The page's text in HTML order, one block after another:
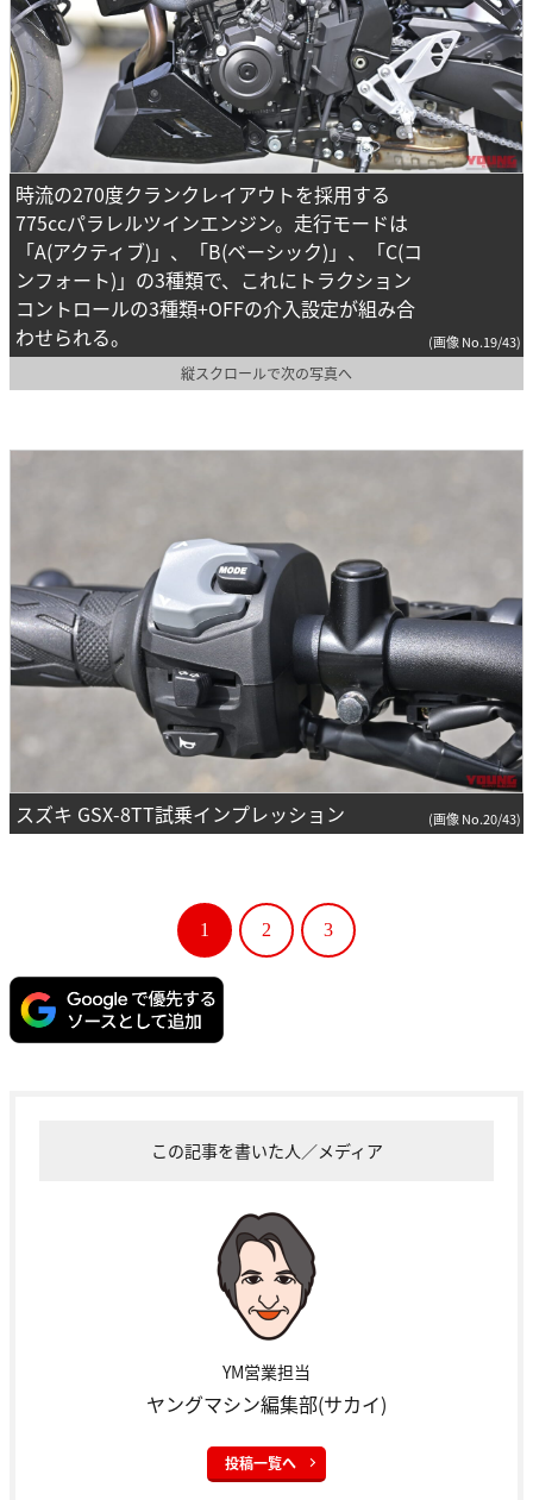
時流の270度クランクレイアウトを採用する
775ccパラレルツインエンジン。走行モードは
「A(アクティブ)」、「B(ベーシック)」、「C(コ
ンフォート)」の3種類で、これにトラクション
コントロールの3種類+OFFの介入設定が組み合
わせられる。
(画像 No.19/43)
縦スクロールで次の写真へ
スズキ GSX-8TT試乗インプレッション (画像 No.20/43)
1 2 3
この記事を書いた人／メディア
YM営業担当
ヤングマシン編集部(サカイ)
投稿一覧へ